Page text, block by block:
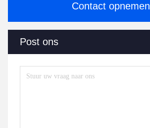
Contact opnemen
Post ons